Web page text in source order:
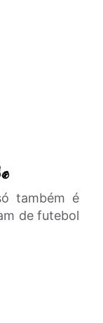
também é
de futebol